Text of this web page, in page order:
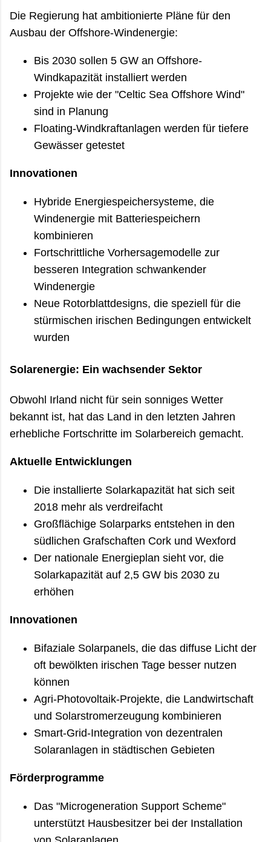
Die Regierung hat ambitionierte Pläne für den
Ausbau der Offshore-Windenergie:
Bis 2030 sollen 5 GW an Offshore-
Windkapazität installiert werden
Projekte wie der "Celtic Sea Offshore Wind"
sind in Planung
Floating-Windkraftanlagen werden für tiefere
Gewässer getestet
Innovationen
Hybride Energiespeichersysteme, die
Windenergie mit Batteriespeichern
kombinieren
Fortschrittliche Vorhersagemodelle zur
besseren Integration schwankender
Windenergie
Neue Rotorblattdesigns, die speziell für die
stürmischen irischen Bedingungen entwickelt
wurden
Solarenergie: Ein wachsender Sektor
Obwohl Irland nicht für sein sonniges Wetter
bekannt ist, hat das Land in den letzten Jahren
erhebliche Fortschritte im Solarbereich gemacht.
Aktuelle Entwicklungen
Die installierte Solarkapazität hat sich seit
2018 mehr als verdreifacht
Großflächige Solarparks entstehen in den
südlichen Grafschaften Cork und Wexford
Der nationale Energieplan sieht vor, die
Solarkapazität auf 2,5 GW bis 2030 zu
erhöhen
Innovationen
Bifaziale Solarpanels, die das diffuse Licht der
oft bewölkten irischen Tage besser nutzen
können
Agri-Photovoltaik-Projekte, die Landwirtschaft
und Solarstromerzeugung kombinieren
Smart-Grid-Integration von dezentralen
Solaranlagen in städtischen Gebieten
Förderprogramme
Das "Microgeneration Support Scheme"
unterstützt Hausbesitzer bei der Installation